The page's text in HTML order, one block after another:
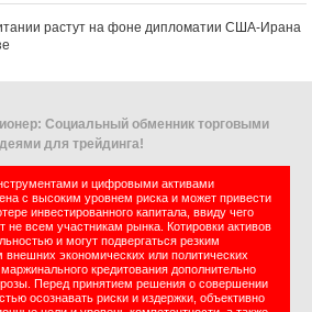
растут на фоне дипломатии США‑Ирана
Социальный обменник торговыми
для трейдинга!
и цифровыми активами
с высоким уровнем риска и может привести
инвестированного капитала, ввиду чего
не всем участникам рынка. Котировки активов
и могут подвергаться резким
экономических или политических
кредитования дополнительно
Перед принятием решения о совершении
осознавать риски и издержки, объективно